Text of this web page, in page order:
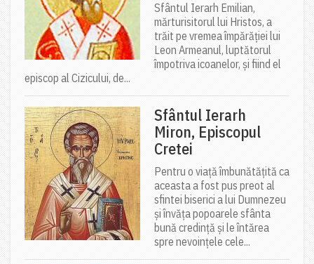
Sfântul Ierarh Emilian,
mărturisitorul lui Hristos, a
trăit pe vremea împărăției lui
Leon Armeanul, luptătorul
împotriva icoanelor, și fiind el
episcop al Cizicului, de...
Sfântul Ierarh
Miron, Episcopul
Cretei
Pentru o viață îmbunătățită ca
aceasta a fost pus preot al
sfintei biserici a lui Dumnezeu
și învăța popoarele sfânta
bună credință și le întărea
spre nevoințele cele...